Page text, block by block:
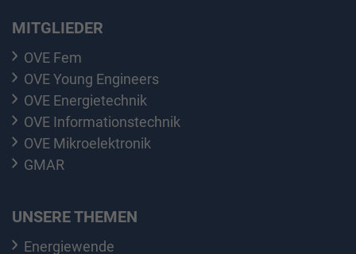
MITGLIEDER
OVE Fem
OVE Young Engineers
OVE Energietechnik
OVE Informationstechnik
OVE Mikroelektronik
GMAR
UNSERE THEMEN
Energiewende